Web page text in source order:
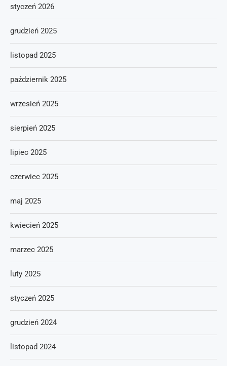
styczeń 2026
grudzień 2025
listopad 2025
październik 2025
wrzesień 2025
sierpień 2025
lipiec 2025
czerwiec 2025
maj 2025
kwiecień 2025
marzec 2025
luty 2025
styczeń 2025
grudzień 2024
listopad 2024